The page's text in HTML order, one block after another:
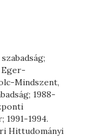
Eger-
Mindszent,
1988-
1994.
Hittudományi